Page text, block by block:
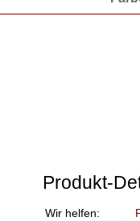
Produkt-
Wir helfen: